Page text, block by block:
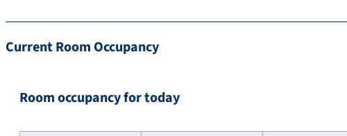
Current Room Occupancy
Room occupancy for today